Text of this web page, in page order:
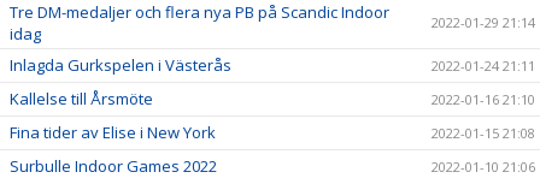
Tre DM-medaljer och flera nya PB på Scandic Indoor
idag
2022-01-29 21:14
Inlagda Gurkspelen i Västerås 2022-01-24 21:11
Kallelse till Årsmöte 2022-01-16 21:10
Fina tider av Elise i New York 2022-01-15 21:08
Surbulle Indoor Games 2022 2022-01-10 21:06